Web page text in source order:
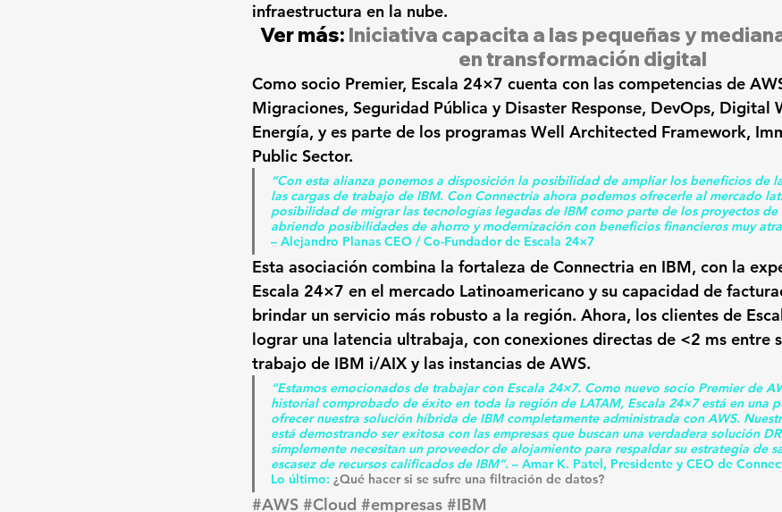
infraestructura en la nube.
Ver más: Iniciativa capacita a las pequeñas y
en transformación digital
Como socio Premier, Escala 24×7 cuenta con las competencias de
Migraciones, Seguridad Pública y Disaster Response, DevOps, Digital
Energía, y es parte de los programas Well Architected Framework,
Public Sector.
“Con esta alianza ponemos a disposición la posibilidad de ampliar los beneficios de
las cargas de trabajo de IBM. Con Connectria ahora podemos ofrecerle al mercado
posibilidad de migrar las tecnologías legadas de IBM como parte de los proyectos de
abriendo posibilidades de ahorro y modernización con beneficios financieros muy
– Alejandro Planas CEO / Co-Fundador de Escala 24×7
Esta asociación combina la fortaleza de Connectria en IBM, con la
Escala 24×7 en el mercado Latinoamericano y su capacidad de
brindar un servicio más robusto a la región. Ahora, los clientes de
lograr una latencia ultrabaja, con conexiones directas de <2 ms entre
trabajo de IBM i/AIX y las instancias de AWS.
“Estamos emocionados de trabajar con Escala 24×7. Como nuevo socio Premier de
historial comprobado de éxito en toda la región de LATAM, Escala 24×7 está en una
ofrecer nuestra solución híbrida de IBM completamente administrada con AWS.
está demostrando ser exitosa con las empresas que buscan una verdadera solución
simplemente necesitan un proveedor de alojamiento para respaldar su estrategia de
escasez de recursos calificados de IBM”. – Amar K. Patel, Presidente y CEO de
Lo último: ¿Qué hacer si se sufre una filtración de datos?
#AWS #Cloud #empresas #IBM